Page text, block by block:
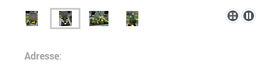
Adresse: